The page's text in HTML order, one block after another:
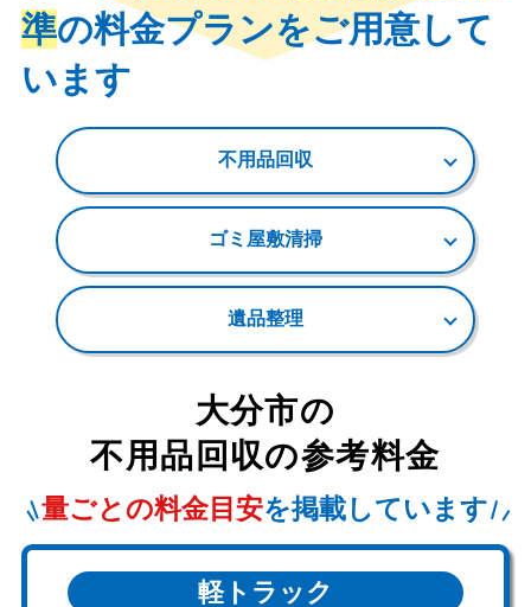
準の料金プランをご用意して
います
不用品回収
ゴミ屋敷清掃
遺品整理
大分市の
不用品回収の参考料金
量ごとの料金目安を掲載しています
軽トラック